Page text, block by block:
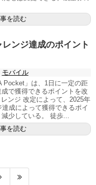
を読む
ンジ達成のポイント
モバイル
Pocket」は、1日に一定の距
で獲得できるポイントを改
ンジ 改定によって、2025年
成によって獲得できるポイ
少している。 徒歩...
を読む